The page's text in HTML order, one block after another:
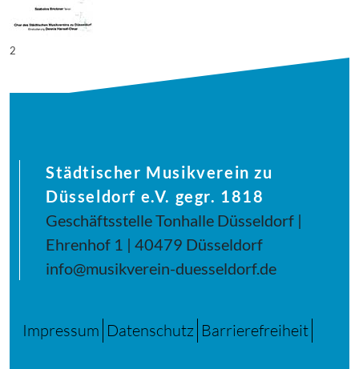
2
Städtischer Musikverein zu
Düsseldorf e.V. gegr. 1818
Geschäftsstelle Tonhalle Düsseldorf |
Ehrenhof 1 | 40479 Düsseldorf
info@musikverein-duesseldorf.de
Impressum Datenschutz Barrierefreiheit